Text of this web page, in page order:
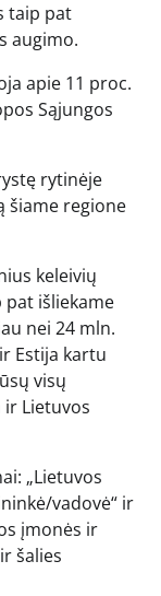
taip pat
augimo.
apie 11 proc.
Sąjungos
rytinėje
šiame regione
keleivių
išliekame
nei 24 mln.
Estija kartu
visų
ir Lietuvos
„Lietuvos
vadovė“ ir
įmonės ir
šalies